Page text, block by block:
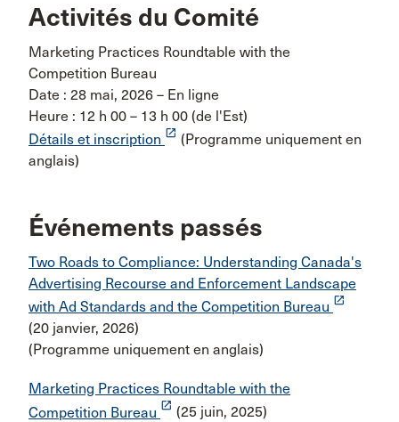
Activités du Comité
Marketing Practices Roundtable with the
Competition Bureau
Date : 28 mai, 2026 – En ligne
Heure : 12 h 00 – 13 h 00 (de l'Est)
Détails et inscription launch (Programme uniquement en
anglais)
Événements passés
Two Roads to Compliance: Understanding Canada's
Advertising Recourse and Enforcement Landscape
with Ad Standards and the Competition Bureau launch
(20 janvier, 2026)
(Programme uniquement en anglais)
Marketing Practices Roundtable with the
Competition Bureau launch (25 juin, 2025)